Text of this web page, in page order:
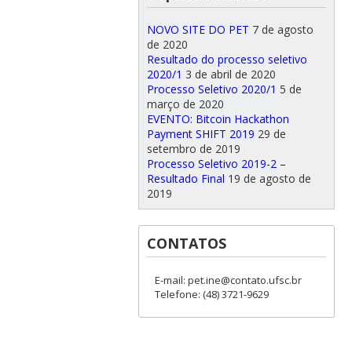
NOVO SITE DO PET 7 de agosto
de 2020
Resultado do processo seletivo
2020/1 3 de abril de 2020
Processo Seletivo 2020/1 5 de
março de 2020
EVENTO: Bitcoin Hackathon
Payment SHIFT 2019 29 de
setembro de 2019
Processo Seletivo 2019-2 –
Resultado Final 19 de agosto de
2019
CONTATOS
E-mail: pet.ine@contato.ufsc.br
Telefone: (48) 3721-9629